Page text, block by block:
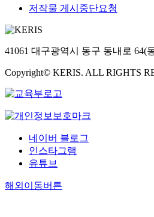
저작물 게시중단요청
41061 대구광역시 동구 동내로 64(
Copyright© KERIS. ALL RIGHTS
네이버 블로그
인스타그램
유튜브
해외이동버튼